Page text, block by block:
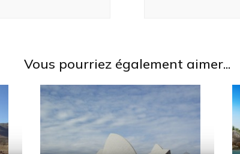
Vous pourriez également aimer...